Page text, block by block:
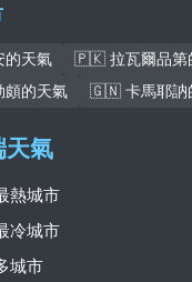
天氣
🇵🇰 拉瓦爾品第
的天氣 🇬🇳 卡馬耶訥
天氣
熱城市
冷城市
城市